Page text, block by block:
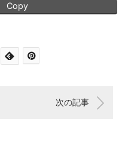
Copy
次の記事